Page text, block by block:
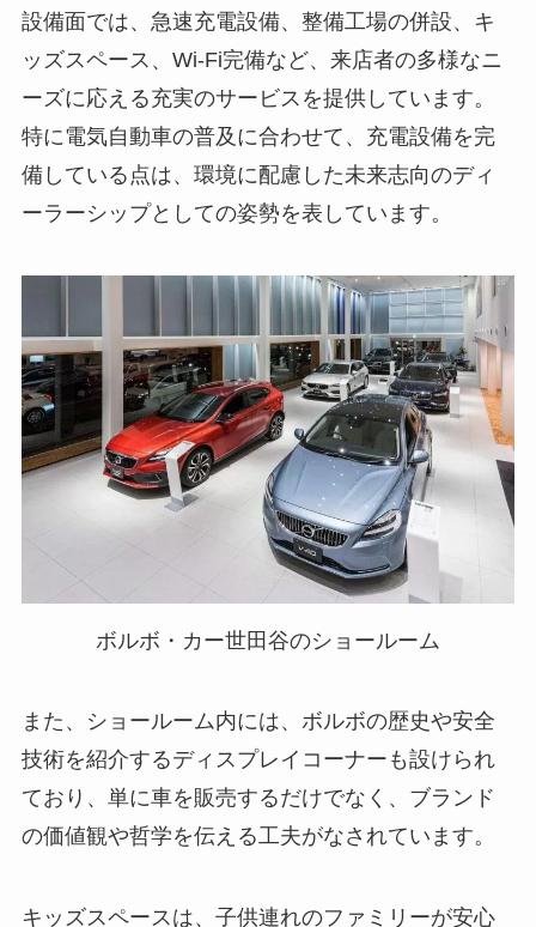
設備面では、急速充電設備、整備工場の併設、キ
ッズスペース、Wi-Fi完備など、来店者の多様なニ
ーズに応える充実のサービスを提供しています。
特に電気自動車の普及に合わせて、充電設備を完
備している点は、環境に配慮した未来志向のディ
ーラーシップとしての姿勢を表しています。
ボルボ・カー世田谷のショールーム
また、ショールーム内には、ボルボの歴史や安全
技術を紹介するディスプレイコーナーも設けられ
ており、単に車を販売するだけでなく、ブランド
の価値観や哲学を伝える工夫がなされています。
キッズスペースは、子供連れのファミリーが安心